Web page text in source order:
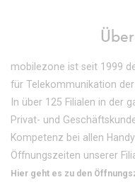
mobilezone ist seit 1999
für Telekommunikation
In über 125 Filialen in der
Privat- und
Kompetenz bei allen
Öffnungszeiten unserer
Hier geht es zu den